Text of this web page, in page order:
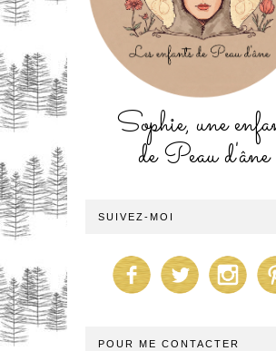
Sophie, une
de Peau d'âne
SUIVEZ-MOI
POUR ME CONTACTER